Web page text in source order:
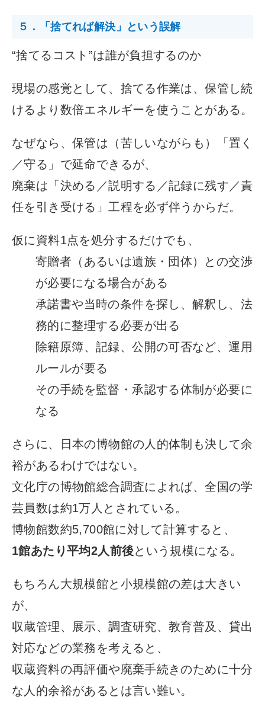
５．「捨てれば解決」という誤解
“捨てるコスト”は誰が負担するのか
現場の感覚として、捨てる作業は、保管し続
けるより数倍エネルギーを使うことがある。
なぜなら、保管は（苦しいながらも）「置く
／守る」で延命できるが、
廃棄は「決める／説明する／記録に残す／責
任を引き受ける」工程を必ず伴うからだ。
仮に資料1点を処分するだけでも、
寄贈者（あるいは遺族・団体）との交渉
が必要になる場合がある
承諾書や当時の条件を探し、解釈し、法
務的に整理する必要が出る
除籍原簿、記録、公開の可否など、運用
ルールが要る
その手続を監督・承認する体制が必要に
なる
さらに、日本の博物館の人的体制も決して余
裕があるわけではない。
文化庁の博物館総合調査によれば、全国の学
芸員数は約1万人とされている。
博物館数約5,700館に対して計算すると、
1館あたり平均2人前後という規模になる。
もちろん大規模館と小規模館の差は大きい
が、
収蔵管理、展示、調査研究、教育普及、貸出
対応などの業務を考えると、
収蔵資料の再評価や廃棄手続きのために十分
な人的余裕があるとは言い難い。